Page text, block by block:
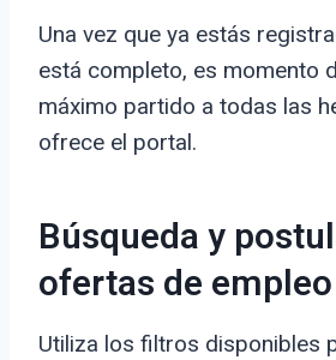
Una vez que ya estás
está completo, es momento
máximo partido a todas las
ofrece el portal.
Búsqueda y
ofertas de empleo
Utiliza los filtros disponibles